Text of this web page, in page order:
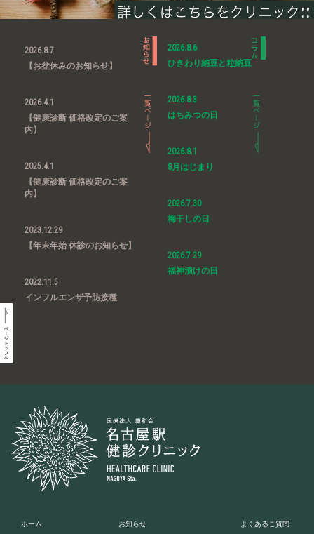
2026.8.7
【お盆休みのお知らせ】
2026.4.1
【健康診断 価格改定のご案
内】
2025.4.1
【健康診断 価格改定のご案
内】
2023.12.29
【年末年始 休診のお知らせ】
2022.11.5
インフルエンザ予防接種
2026.8.6
ひきわり納豆と粒納豆
2026.8.3
はちみつの日
2026.8.1
8月はじまり
2026.7.30
梅干しの日
2026.7.29
福神漬けの日
ホーム
お知らせ
よくあるご質問